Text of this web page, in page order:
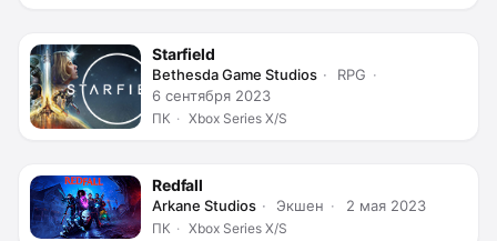
Starfield
Bethesda Game Studios
RPG
6 сентября 2023
ПК Xbox Series X/S
Redfall
Arkane Studios Экшен 2 мая 2023
ПК Xbox Series X/S